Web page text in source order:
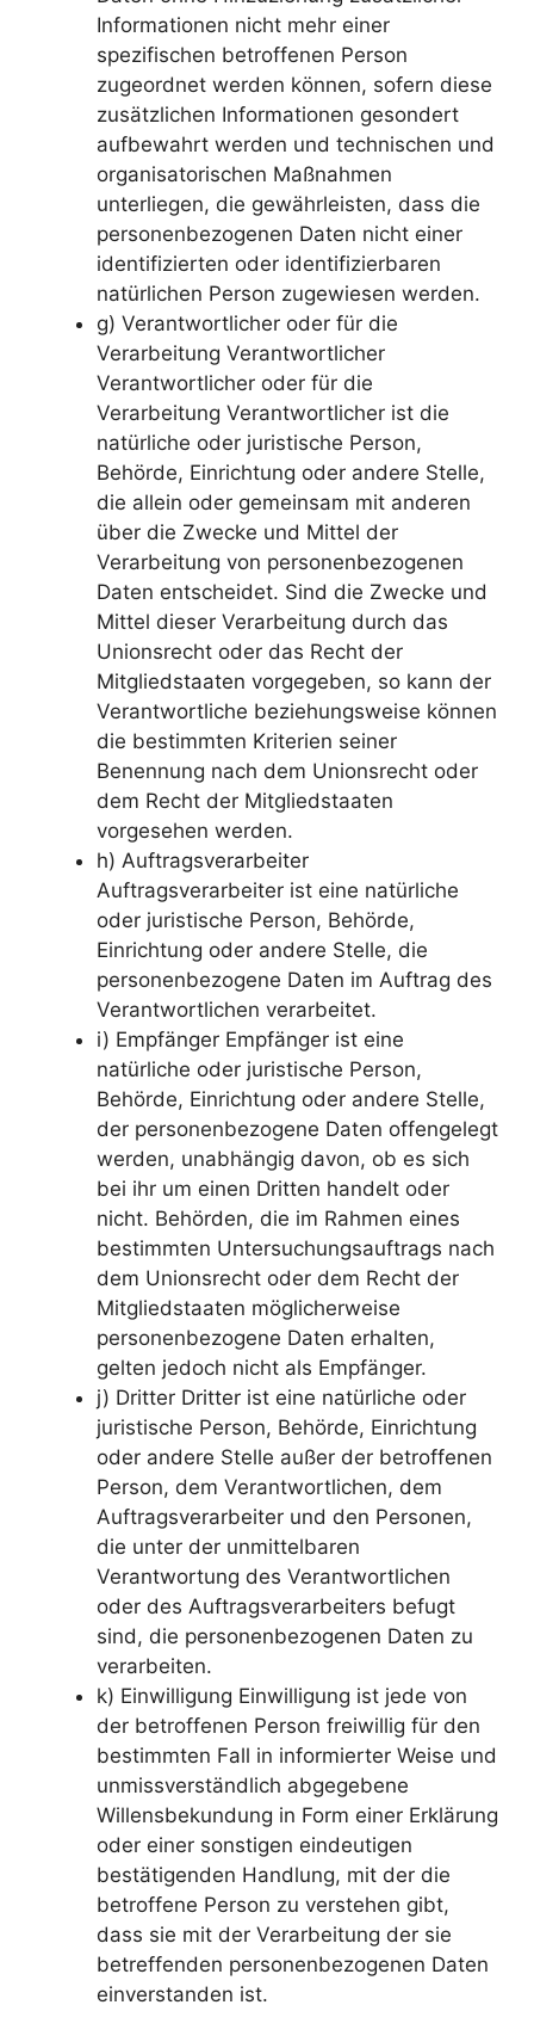
Informationen nicht mehr einer
spezifischen betroffenen Person
zugeordnet werden können, sofern diese
zusätzlichen Informationen gesondert
aufbewahrt werden und technischen und
organisatorischen Maßnahmen
unterliegen, die gewährleisten, dass die
personenbezogenen Daten nicht einer
identifizierten oder identifizierbaren
natürlichen Person zugewiesen werden.
g) Verantwortlicher oder für die
Verarbeitung Verantwortlicher
Verantwortlicher oder für die
Verarbeitung Verantwortlicher ist die
natürliche oder juristische Person,
Behörde, Einrichtung oder andere Stelle,
die allein oder gemeinsam mit anderen
über die Zwecke und Mittel der
Verarbeitung von personenbezogenen
Daten entscheidet. Sind die Zwecke und
Mittel dieser Verarbeitung durch das
Unionsrecht oder das Recht der
Mitgliedstaaten vorgegeben, so kann der
Verantwortliche beziehungsweise können
die bestimmten Kriterien seiner
Benennung nach dem Unionsrecht oder
dem Recht der Mitgliedstaaten
vorgesehen werden.
h) Auftragsverarbeiter
Auftragsverarbeiter ist eine natürliche
oder juristische Person, Behörde,
Einrichtung oder andere Stelle, die
personenbezogene Daten im Auftrag des
Verantwortlichen verarbeitet.
i) Empfänger Empfänger ist eine
natürliche oder juristische Person,
Behörde, Einrichtung oder andere Stelle,
der personenbezogene Daten offengelegt
werden, unabhängig davon, ob es sich
bei ihr um einen Dritten handelt oder
nicht. Behörden, die im Rahmen eines
bestimmten Untersuchungsauftrags nach
dem Unionsrecht oder dem Recht der
Mitgliedstaaten möglicherweise
personenbezogene Daten erhalten,
gelten jedoch nicht als Empfänger.
j) Dritter Dritter ist eine natürliche oder
juristische Person, Behörde, Einrichtung
oder andere Stelle außer der betroffenen
Person, dem Verantwortlichen, dem
Auftragsverarbeiter und den Personen,
die unter der unmittelbaren
Verantwortung des Verantwortlichen
oder des Auftragsverarbeiters befugt
sind, die personenbezogenen Daten zu
verarbeiten.
k) Einwilligung Einwilligung ist jede von
der betroffenen Person freiwillig für den
bestimmten Fall in informierter Weise und
unmissverständlich abgegebene
Willensbekundung in Form einer Erklärung
oder einer sonstigen eindeutigen
bestätigenden Handlung, mit der die
betroffene Person zu verstehen gibt,
dass sie mit der Verarbeitung der sie
betreffenden personenbezogenen Daten
einverstanden ist.